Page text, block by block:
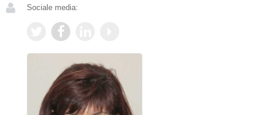
Sociale media: